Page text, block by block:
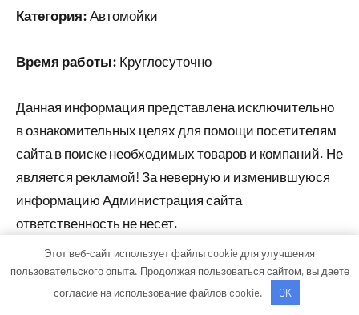
Категория: Автомойки
Время работы: Круглосуточно
Данная информация представлена исключительно
в ознакомительных целях для помощи посетителям
сайта в поиске необходимых товаров и компаний. Не
является рекламой! За неверную и изменившуюся
информацию Администрация сайта
ответственность не несет.
Этот веб-сайт использует файлы cookie для улучшения
пользовательского опыта. Продолжая пользоваться сайтом, вы даете
согласие на использование файлов cookie.
OK